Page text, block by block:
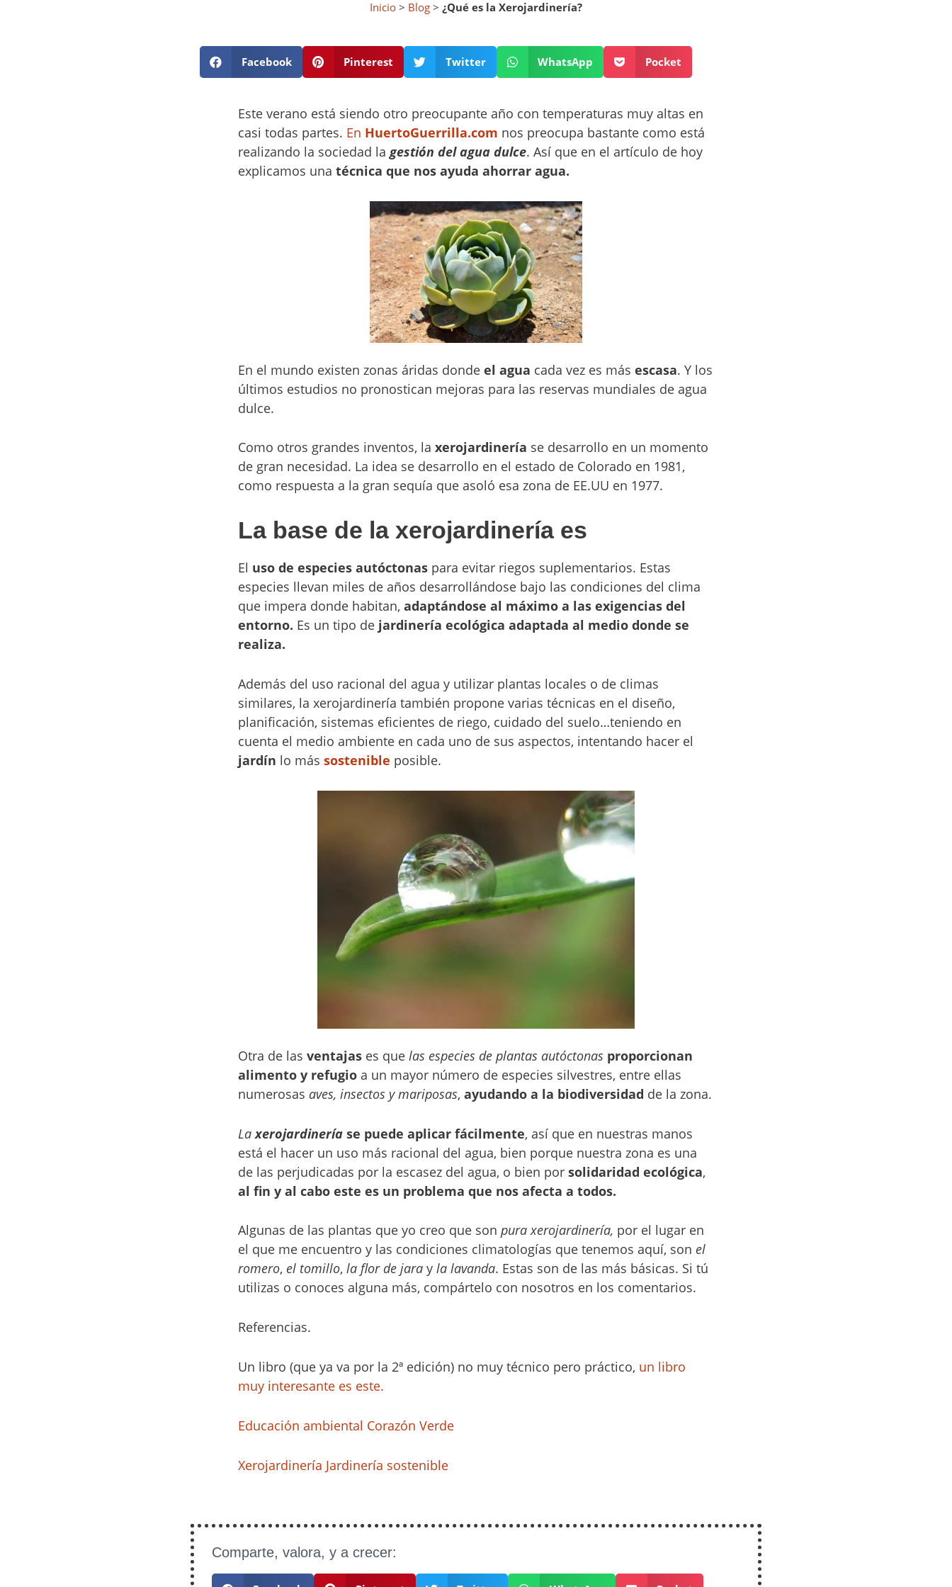
Inicio > Blog > ¿Qué es la Xerojardinería?
Facebook Pinterest Twitter WhatsApp Pocket
Este verano está siendo otro preocupante año con temperaturas muy altas en
casi todas partes. En HuertoGuerrilla.com nos preocupa bastante como está
realizando la sociedad la gestión del agua dulce. Así que en el artículo de hoy
explicamos una técnica que nos ayuda ahorrar agua.
En el mundo existen zonas áridas donde el agua cada vez es más escasa. Y los
últimos estudios no pronostican mejoras para las reservas mundiales de agua
dulce.
Como otros grandes inventos, la xerojardinería se desarrollo en un momento
de gran necesidad. La idea se desarrollo en el estado de Colorado en 1981,
como respuesta a la gran sequía que asoló esa zona de EE.UU en 1977.
La base de la xerojardineríaes
El uso de especies autóctonaspara evitar riegos suplementarios. Estas
especies llevan miles de años desarrollándose bajo las condiciones del clima
que impera donde habitan, adaptándose al máximo a las exigencias del
entorno. Es un tipo dejardinería ecológica adaptada al medio donde se
realiza.
Además del uso racional del agua y utilizar plantas locales o de climas
similares, la xerojardinería también propone varias técnicas en el diseño,
planificación, sistemas eficientes de riego, cuidado del suelo…teniendo en
cuenta el medio ambiente en cada uno de sus aspectos, intentando hacer el
jardín lo más sostenible posible.
Otra de las ventajases que las especies de plantas autóctonas proporcionan
alimento y refugioa un mayor número de especies silvestres, entre ellas
numerosas aves, insectos y mariposas, ayudando a la biodiversidad de la zona.
Laxerojardineríase puede aplicar fácilmente, así que en nuestras manos
está el hacer un uso más racional del agua, bien porque nuestra zona es una
de las perjudicadas por la escasez del agua, o bien por solidaridad ecológica,
al fin y al cabo este es un problema que nos afecta a todos.
Algunas de las plantas que yo creo que son pura xerojardinería, por el lugar en
el que me encuentro y las condiciones climatologías que tenemos aquí, son el
romero, el tomillo, la flor de jaray la lavanda. Estas son de las más básicas. Si tú
utilizas o conoces alguna más, compártelo con nosotros en los comentarios.
Referencias.
Un libro (que ya va por la 2ª edición) no muy técnico pero práctico, un libro
muy interesante es este.
Educación ambiental Corazón Verde
Xerojardinería Jardinería sostenible
Comparte, valora, y a crecer: